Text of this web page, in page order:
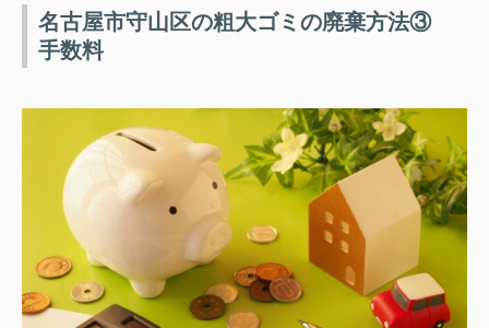
名古屋市守山区の粗大ゴミの廃棄方法③
手数料